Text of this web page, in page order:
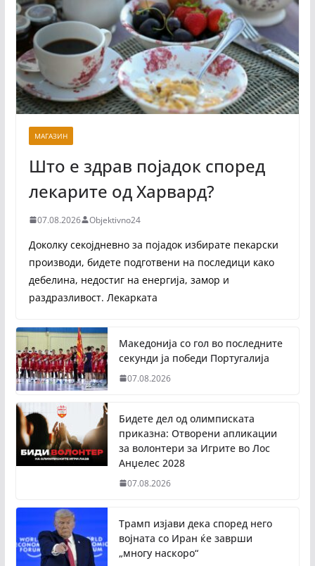
МАГАЗИН
Што е здрав појадок според
лекарите од Харвард?
07.08.2026 Objektivno24
Доколку секојдневно за појадок избирате пекарски
производи, бидете подготвени на последици како
дебелина, недостиг на енергија, замор и
раздразливост. Лекарката
Македонија со гол во последните
секунди ја победи Португалија
07.08.2026
Бидете дел од олимписката
приказна: Отворени апликации
за волонтери за Игрите во Лос
Анџелес 2028
07.08.2026
Трамп изјави дека според него
војната со Иран ќе заврши
„многу наскоро“